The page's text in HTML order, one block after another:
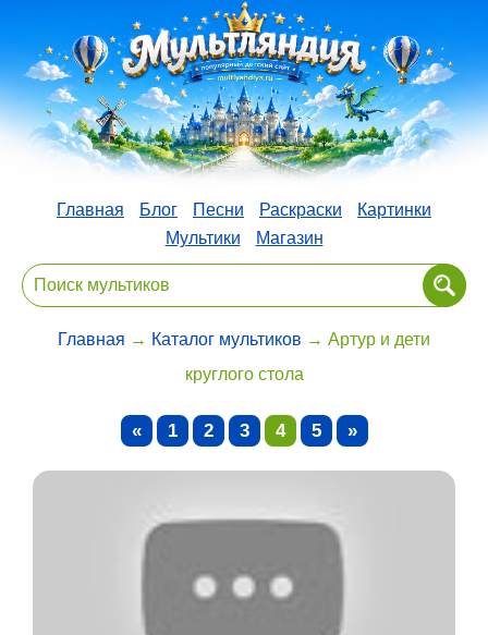
Главная Блог Песни Раскраски
Картинки
Мультики
Магазин
Главная → Каталог мультиков → Артур и дети
круглого стола
« 1 2 3 4 5 »